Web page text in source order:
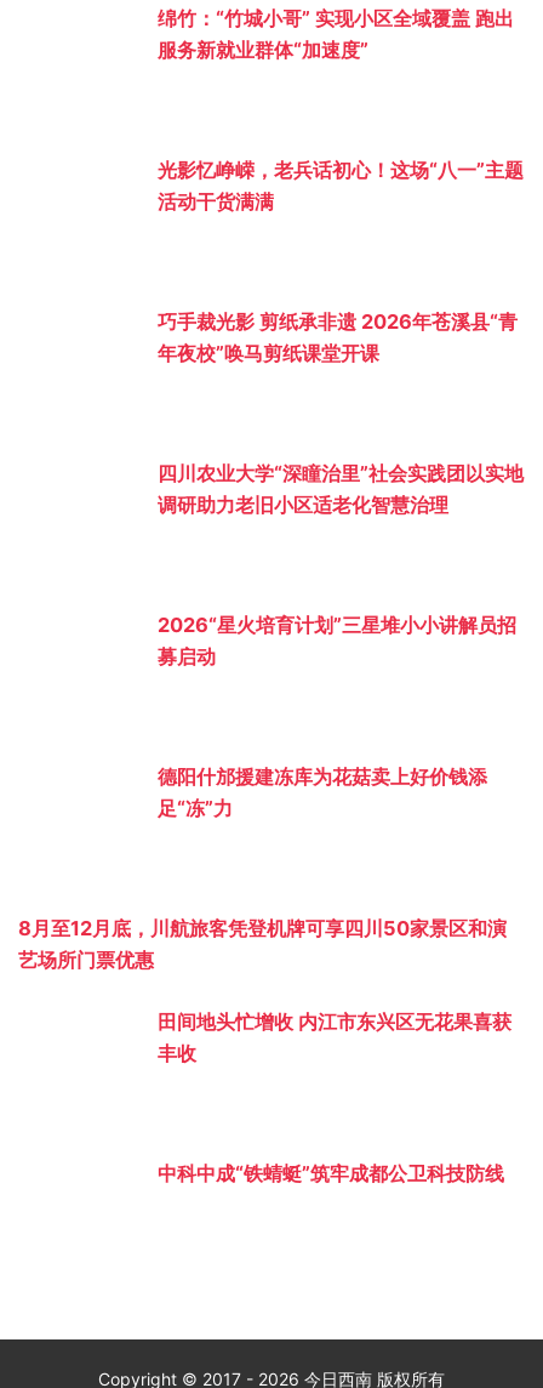
绵竹：“竹城小哥” 实现小区全域覆盖 跑出
服务新就业群体“加速度”
光影忆峥嵘，老兵话初心！这场“八一”主题
活动干货满满
巧手裁光影 剪纸承非遗 2026年苍溪县“青
年夜校”唤马剪纸课堂开课
四川农业大学“深瞳治里”社会实践团以实地
调研助力老旧小区适老化智慧治理
2026“星火培育计划”三星堆小小讲解员招
募启动
德阳什邡援建冻库为花菇卖上好价钱添
足“冻”力
8月至12月底，川航旅客凭登机牌可享四川50家景区和演
艺场所门票优惠
田间地头忙增收 内江市东兴区无花果喜获
丰收
中科中成“铁蜻蜓”筑牢成都公卫科技防线
Copyright © 2017 - 2026 今日西南 版权所有